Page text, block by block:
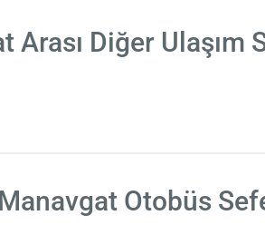
Arası Diğer Ulaşım
Otobüs